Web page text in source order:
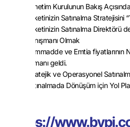
Yönetim Kurulunun Bakış
Şirketinizin Satınalma Stratejisini
Şirketinizin Satınalma Direktörü
Danışmanı Olmak
Hammadde ve Emtia
zamanı geldi.
Stratejik ve Operasyonel
Satınalmada Dönüşüm için Yol
: https://